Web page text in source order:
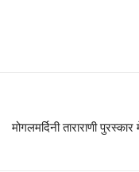
मोगलमर्दिनी ताराराणी